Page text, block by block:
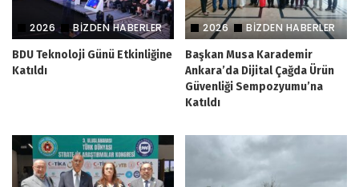
2026
BIZDEN HABERLER
BDU Teknoloji Günü Etkinliğine
Katıldı
2026
BIZDEN HABERLER
Başkan Musa Karademir
Ankara’da Dijital Çağda Ürün
Güvenliği Sempozyumu’na
Katıldı